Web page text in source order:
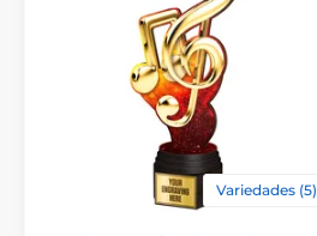
Variedades (5)